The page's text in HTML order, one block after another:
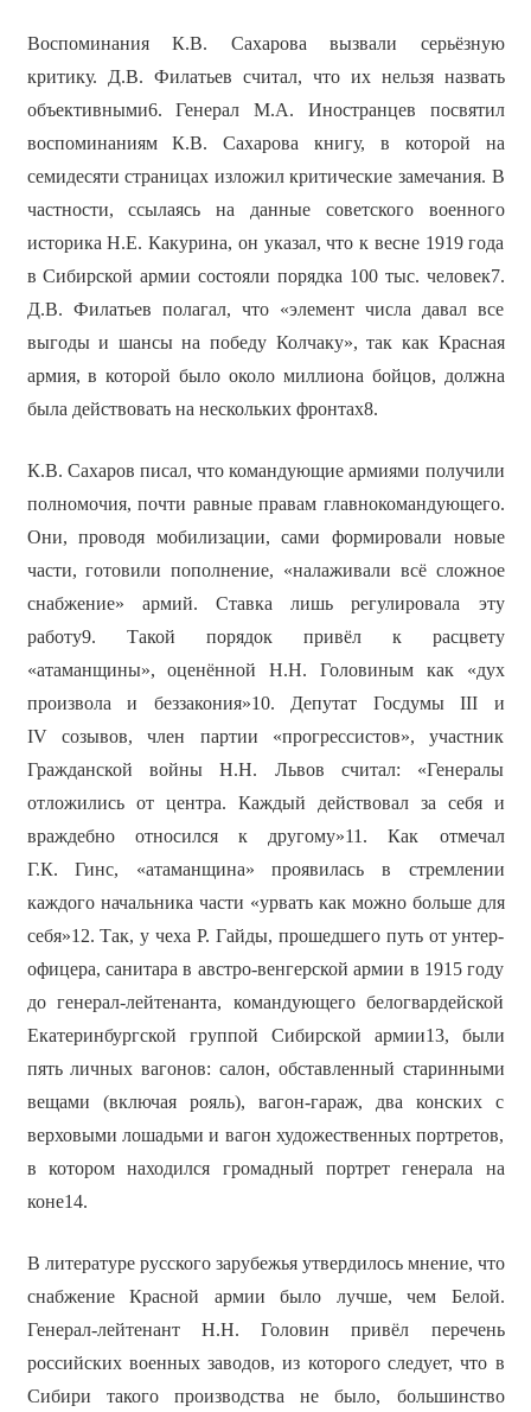
Воспоминания К.В. Сахарова вызвали серьёзную
критику. Д.В. Филатьев считал, что их нельзя назвать
объективными6. Генерал М.А. Иностранцев посвятил
воспоминаниям К.В. Сахарова книгу, в которой на
семидесяти страницах изложил критические замечания. В
частности, ссылаясь на данные советского военного
историка Н.Е. Какурина, он указал, что к весне 1919 года
в Сибирской армии состояли порядка 100 тыс. человек7.
Д.В. Филатьев полагал, что «элемент числа давал все
выгоды и шансы на победу Колчаку», так как Красная
армия, в которой было около миллиона бойцов, должна
была действовать на нескольких фронтах8.
К.В. Сахаров писал, что командующие армиями получили
полномочия, почти равные правам главнокомандующего.
Они, проводя мобилизации, сами формировали новые
части, готовили пополнение, «налаживали всё сложное
снабжение» армий. Ставка лишь регулировала эту
работу9. Такой порядок привёл к расцвету
«атаманщины», оценённой Н.Н. Головиным как «дух
произвола и беззакония»10. Депутат Госдумы III и
IV созывов, член партии «прогрессистов», участник
Гражданской войны Н.Н. Львов считал: «Генералы
отложились от центра. Каждый действовал за себя и
враждебно относился к другому»11. Как отмечал
Г.К. Гинс, «атаманщина» проявилась в стремлении
каждого начальника части «урвать как можно больше для
себя»12. Так, у чеха Р. Гайды, прошедшего путь от унтер-
офицера, санитара в австро-венгерской армии в 1915 году
до генерал-лейтенанта, командующего белогвардейской
Екатеринбургской группой Сибирской армии13, были
пять личных вагонов: салон, обставленный старинными
вещами (включая рояль), вагон-гараж, два конских с
верховыми лошадьми и вагон художественных портретов,
в котором находился громадный портрет генерала на
коне14.
В литературе русского зарубежья утвердилось мнение, что
снабжение Красной армии было лучше, чем Белой.
Генерал-лейтенант Н.Н. Головин привёл перечень
российских военных заводов, из которого следует, что в
Сибири такого производства не было, большинство